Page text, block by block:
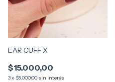
EAR CUFF X
$15.000,00
3x $5.000,00 sin interés